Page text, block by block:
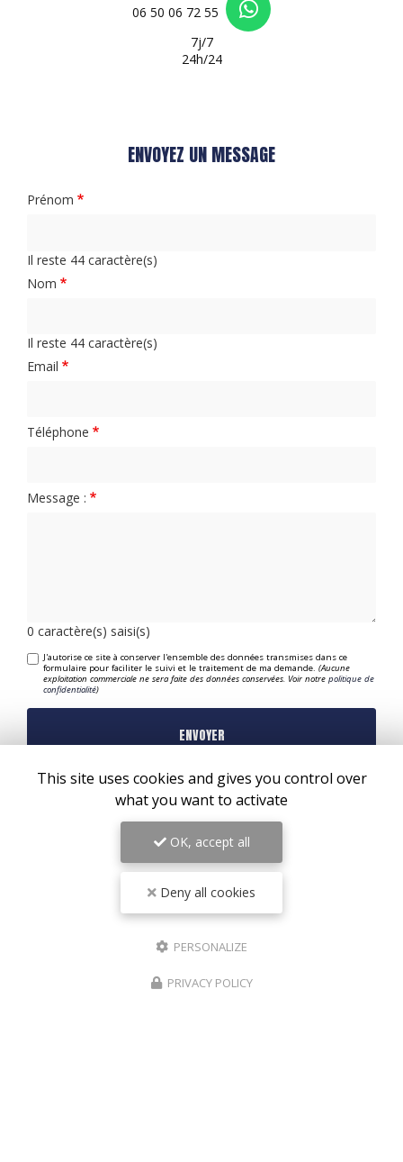
06 50 06 72 55
7j/7
24h/24
ENVOYEZ UN MESSAGE
Prénom
Il reste 44 caractère(s)
Nom
Il reste 44 caractère(s)
Email
Téléphone
Message :
0 caractère(s) saisi(s)
J'autorise ce site à conserver l'ensemble des données transmises dans ce
formulaire pour faciliter le suivi et le traitement de ma demande.(Aucune
exploitation commerciale ne sera faite des données conservées. Voir notrepolitique de
confidentialité)
ZONE D'INTERVENTION
Mérignac
This site uses cookies and gives you control over
what you want to activate
OK, accept all
Deny all cookies
PERSONALIZE
PRIVACY POLICY